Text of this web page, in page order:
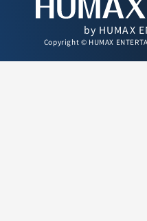
by HUMAX
Copyright © HUMAX